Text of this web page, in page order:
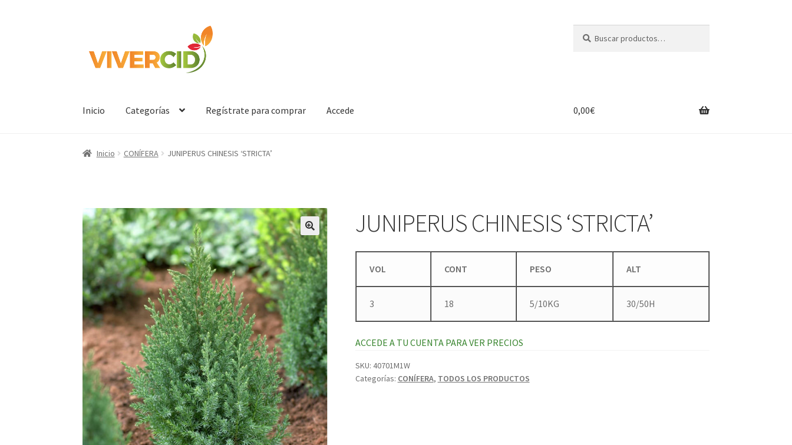
contenido
por:
Inicio Categorías Regístrate para comprar Accede 0,00€
Inicio CONÍFERA JUNIPERUS CHINESIS ‘STRICTA’
JUNIPERUS CHINESIS ‘STRICTA’
VOL CONT PESO ALT
3 18 5/10KG 30/50H
ACCEDE A TU CUENTA PARA VER PRECIOS
SKU: 40701M1W
Categorías: CONÍFERA, TODOS LOS PRODUCTOS